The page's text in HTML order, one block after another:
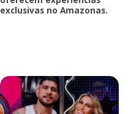
exclusivas no Amazonas.